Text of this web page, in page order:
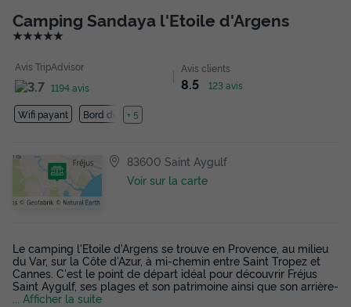
Camping Sandaya l'Etoile d'Argens
★★★★★
Avis TripAdvisor
1194 avis
Avis clients
8.5 123 avis
Wifi payant Bord de mer
+ 5
83600 Saint Aygulf
Voir sur la carte
Le camping l'Etoile d'Argens se trouve en Provence, au milieu
du Var, sur la Côte d'Azur, à mi-chemin entre Saint Tropez et
Cannes. C'est le point de départ idéal pour découvrir Fréjus
Saint Aygulf, ses plages et son patrimoine ainsi que son arrière-
... Afficher la suite